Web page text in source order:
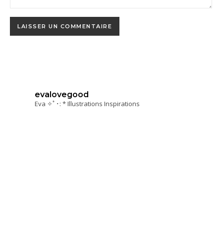
evalovegood
Eva ✧ﾟ･: * Illustrations Inspirations